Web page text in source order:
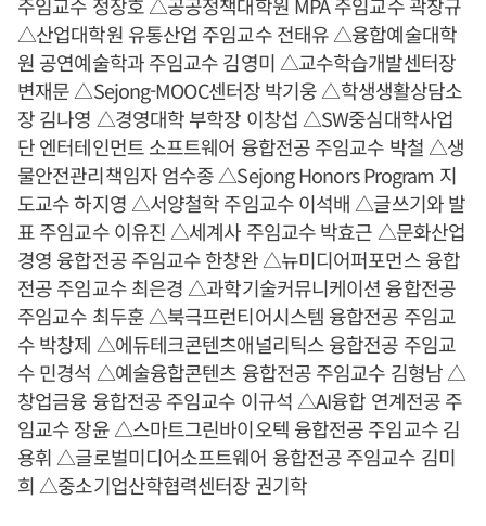
△산업대학원 유통산업 주임교수 전태유 △융합예술대학
원 공연예술학과 주임교수 김영미 △교수학습개발센터장
변재문 △Sejong-MOOC센터장 박기웅 △학생생활상담소
장 김나영 △경영대학 부학장 이창섭 △SW중심대학사업
단 엔터테인먼트 소프트웨어 융합전공 주임교수 박철 △생
물안전관리책임자 엄수종 △Sejong Honors Program 지
도교수 하지영 △서양철학 주임교수 이석배 △글쓰기와 발
표 주임교수 이유진 △세계사 주임교수 박효근 △문화산업
경영 융합전공 주임교수 한창완 △뉴미디어퍼포먼스 융합
전공 주임교수 최은경 △과학기술커뮤니케이션 융합전공
주임교수 최두훈 △북극프런티어시스템 융합전공 주임교
수 박창제 △에듀테크콘텐츠애널리틱스 융합전공 주임교
수 민경석 △예술융합콘텐츠 융합전공 주임교수 김형남 △
창업금융 융합전공 주임교수 이규석 △AI융합 연계전공 주
임교수 장윤 △스마트그린바이오텍 융합전공 주임교수 김
용휘 △글로벌미디어소프트웨어 융합전공 주임교수 김미
희 △중소기업산학협력센터장 권기학